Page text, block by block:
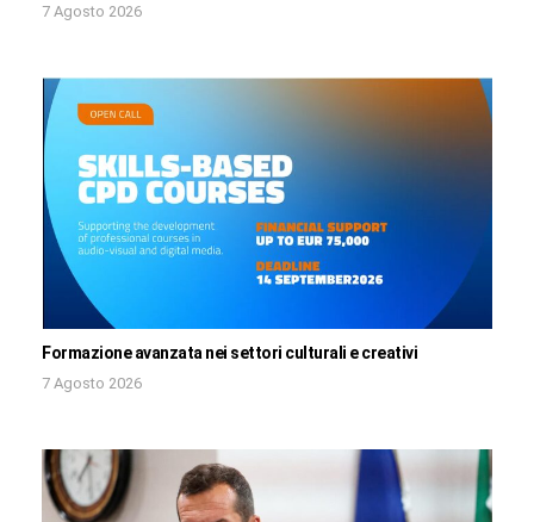
7 Agosto 2026
Formazione avanzata nei settori culturali e creativi
7 Agosto 2026